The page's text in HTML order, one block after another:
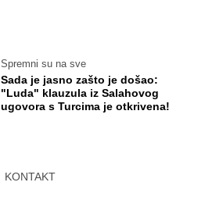
Spremni su na sve
Sada je jasno zašto je došao:
"Luda" klauzula iz Salahovog
ugovora s Turcima je otkrivena!
KONTAKT